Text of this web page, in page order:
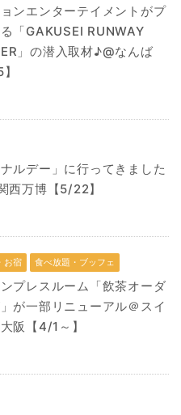
ンエンターテイメントがプ
「GAKUSEI RUNWAY
」の潜入取材♪@なんば
ナルデー」に行ってきました
西万博【5/22】
お宿 食べ放題・ブッフェ
プレスルーム「飲茶オーダ
が一部リニューアル＠スイ
阪【4/1～】